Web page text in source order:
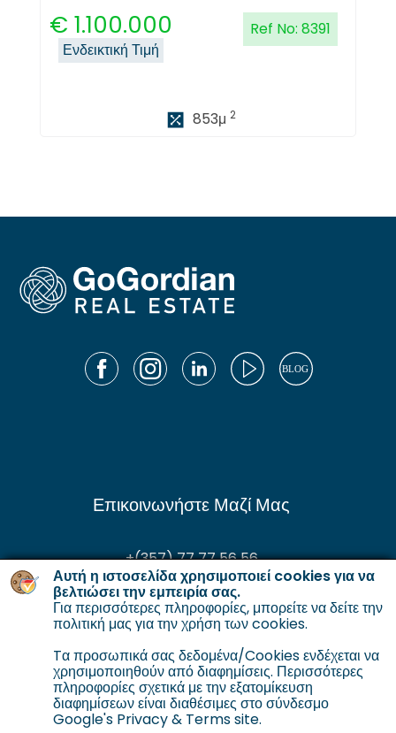
Αυτή η ιστοσελίδα χρησιμοποιεί cookies για να
βελτιώσει την εμπειρία σας.
Για περισσότερες πληροφορίες, μπορείτε να δείτε την
πολιτική μας για την χρήση των cookies.
Tα προσωπικά σας δεδομένα/Cookies ενδέχεται να
χρησιμοποιηθούν από διαφημίσεις. Περισσότερες
πληροφορίες σχετικά με την εξατομίκευση
διαφημίσεων είναι διαθέσιμες στο σύνδεσμο
Google's Privacy & Terms site.
€ 1.100.000 Ref No: 8391
Ενδεικτική Τιμή
853μ 2
Επικοινωνήστε Μαζί Μας
+(357) 77 77 56 56
enquiries@gordianservicing.com
offers@gordianservicing.com